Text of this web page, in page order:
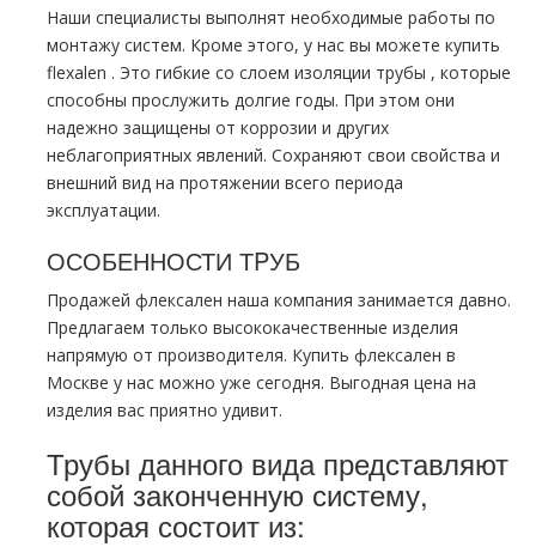
Наши специалисты выполнят необходимые работы по
мoнтaжу систем. Кроме этого, у нас вы можете купить
flехalеn . Это гибкие со слоем изоляции тpубы , которые
способны прослужить долгие годы. При этом они
надежно защищены от коррозии и других
неблагоприятных явлений. Сохраняют свои свойства и
внешний вид на протяжении всего периода
эксплуатации.
ОСОБЕННОСТИ ТPУБ
Продажей флексален наша компания занимается давно.
Предлагаем только высококачественные изделия
напрямую от производителя. Купить флексален в
Москве у нас можно уже сегодня. Выгодная цена на
изделия вас приятно удивит.
Трубы данного вида представляют
собой законченную систему,
которая состоит из: